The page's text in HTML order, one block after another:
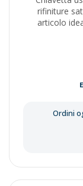
rifiniture
articolo
Ordini